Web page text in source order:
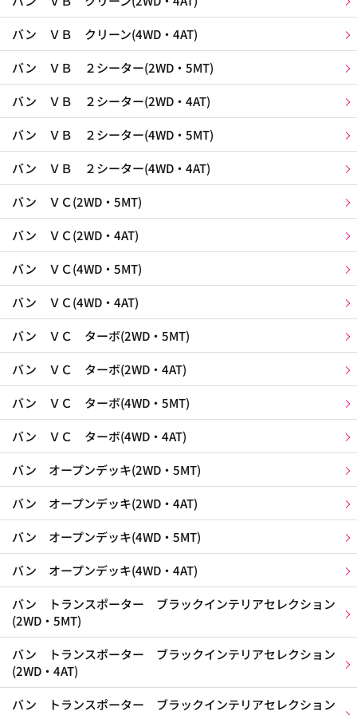
バン ＶＢ クリーン(4WD・4AT)
バン ＶＢ ２シーター(2WD・5MT)
バン ＶＢ ２シーター(2WD・4AT)
バン ＶＢ ２シーター(4WD・5MT)
バン ＶＢ ２シーター(4WD・4AT)
バン ＶＣ(2WD・5MT)
バン ＶＣ(2WD・4AT)
バン ＶＣ(4WD・5MT)
バン ＶＣ(4WD・4AT)
バン ＶＣ ターボ(2WD・5MT)
バン ＶＣ ターボ(2WD・4AT)
バン ＶＣ ターボ(4WD・5MT)
バン ＶＣ ターボ(4WD・4AT)
バン オープンデッキ(2WD・5MT)
バン オープンデッキ(2WD・4AT)
バン オープンデッキ(4WD・5MT)
バン オープンデッキ(4WD・4AT)
バン トランスポーター ブラックインテリアセレクション
(2WD・5MT)
バン トランスポーター ブラックインテリアセレクション
(2WD・4AT)
バン トランスポーター ブラックインテリアセレクション